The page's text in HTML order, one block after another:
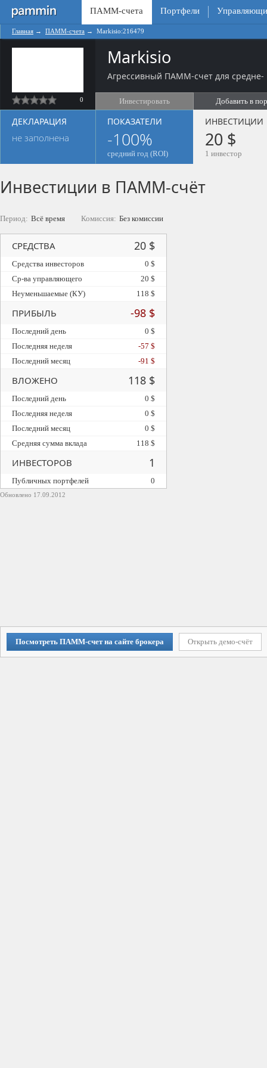
ПАММ-счета Портфели
Главная → ПАММ-счета → Markisio:216479
0
Markisio
Агрессивный ПАММ-счет для средне-
Инвестировать Добавить в
ДЕКЛАРАЦИЯ
не заполнена
ПОКАЗАТЕЛИ
-100%
средний год (ROI)
ИНВЕСТИЦИИ
20 $
1 инвестор
Инвестиции в ПАММ-счёт
Период: Всё время Комиссия: Без комиссии
Обновлено 17.09.2012
СРЕДСТВА 20 $
Средства инвесторов
0 $
Ср-ва управляющего
20 $
Неуменьшаемые (КУ)
118 $
ПРИБЫЛЬ -98 $
Последний день
0 $
Последняя неделя
-57 $
Последний месяц
-91 $
ВЛОЖЕНО 118 $
Последний день
0 $
Последняя неделя
0 $
Последний месяц
0 $
Средняя сумма вклада
118 $
ИНВЕСТОРОВ 1
Публичных портфелей 0
Посмотреть ПАММ-счет на сайте брокера Открыть демо-счёт